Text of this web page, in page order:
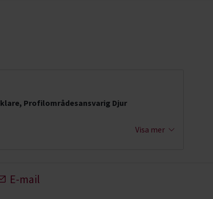
Profilområdesansvarig Djur
Visa mer
E-mail